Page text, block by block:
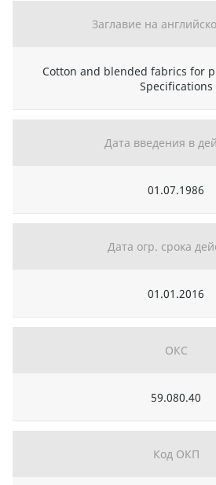
Заглавие на
Cotton and blended fabrics for
Specifications
Дата введения в
01.07.1986
Дата огр. срока
01.01.2016
ОКС
59.080.40
Код ОКП